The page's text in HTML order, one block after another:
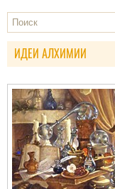
ИДЕИ АЛХИМИИ